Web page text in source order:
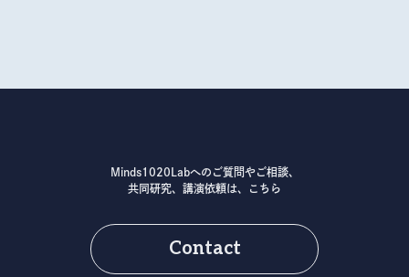
Minds1020Labへのご質問やご相談、
共同研究、講演依頼は、こちら
Contact